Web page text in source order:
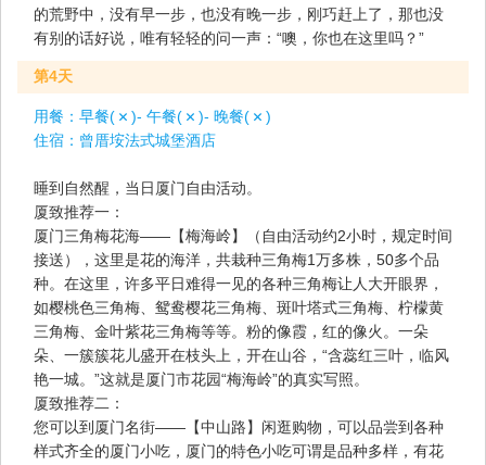
的荒野中，没有早一步，也没有晚一步，刚巧赶上了，那也没
有别的话好说，唯有轻轻的问一声：“噢，你也在这里吗？”
第4天
用餐： 早餐( )- 午餐( )- 晚餐(
)
住宿： 曾厝垵法式城堡酒店
睡到自然醒，当日厦门自由活动。
厦致推荐一：
厦门三角梅花海——【梅海岭】（自由活动约2小时，规定时间
接送），这里是花的海洋，共栽种三角梅1万多株，50多个品
种。在这里，许多平日难得一见的各种三角梅让人大开眼界，
如樱桃色三角梅、鸳鸯樱花三角梅、斑叶塔式三角梅、柠檬黄
三角梅、金叶紫花三角梅等等。粉的像霞，红的像火。一朵
朵、一簇簇花儿盛开在枝头上，开在山谷，“含蕊红三叶，临风
艳一城。”这就是厦门市花园“梅海岭”的真实写照。
厦致推荐二：
您可以到厦门名街——【中山路】闲逛购物，可以品尝到各种
样式齐全的厦门小吃，厦门的特色小吃可谓是品种多样，有花